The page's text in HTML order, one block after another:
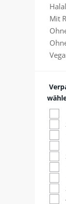
Mit